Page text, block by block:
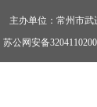
主办单位：常州
苏公网安备